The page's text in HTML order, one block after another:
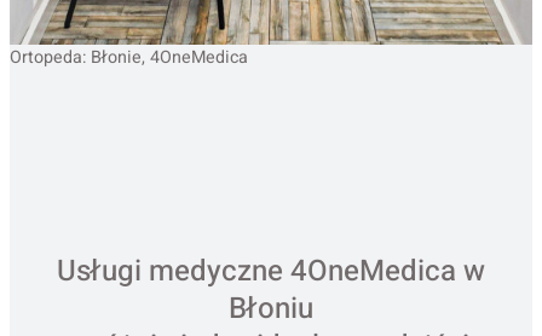
Ortopeda: Błonie, 4OneMedica
Usługi medyczne 4OneMedica w
Błoniu